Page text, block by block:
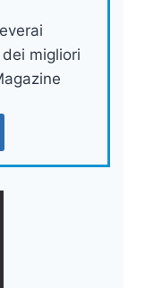
migliori